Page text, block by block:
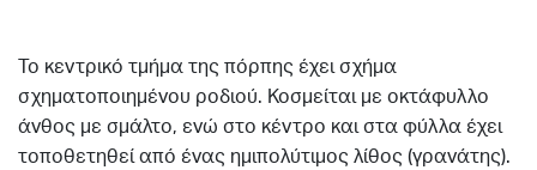
Το κεντρικό τμήμα της πόρπης έχει σχήμα
σχηματοποιημένου ροδιού. Κοσμείται με οκτάφυλλο
άνθος με σμάλτο, ενώ στο κέντρο και στα φύλλα έχει
τοποθετηθεί από ένας ημιπολύτιμος λίθος (γρανάτης).